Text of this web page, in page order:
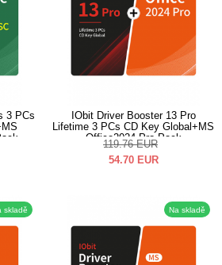
3 PCs
IObit Driver Booster 13 Pro
Lifetime 3 PCs CD Key Global+MS
Office2024 Pro Pack
119.76 EUR
54.70 EUR
skladě Na skladě